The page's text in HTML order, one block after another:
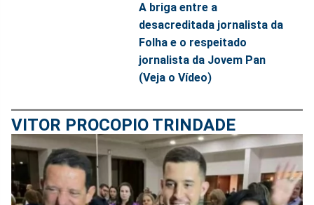
A briga entre a
desacreditada jornalista da
Folha e o respeitado
jornalista da Jovem Pan
(Veja o Vídeo)
VITOR PROCOPIO TRINDADE